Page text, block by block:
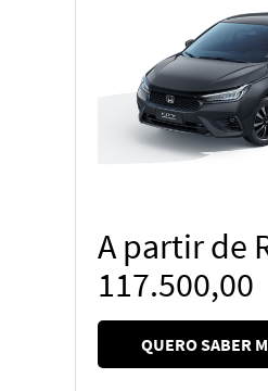
A partir de
117.500,00
QUERO SABER